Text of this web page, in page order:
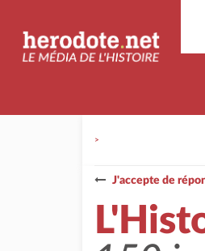
>
J'accepte de